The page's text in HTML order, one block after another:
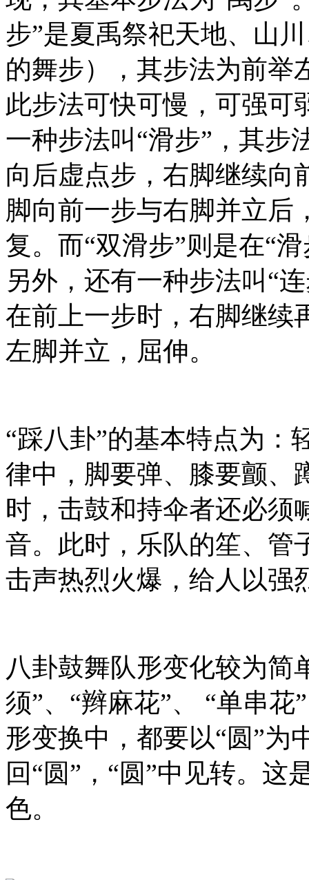
步”是夏禹祭祀天地、山
的舞步），其步法为前举
此步法可快可慢，可强可
一种步法叫“滑步”，其步
向后虚点步，右脚继续向
脚向前一步与右脚并立后
复。而“双滑步”则是在“
另外，还有一种步法叫“
在前上一步时，右脚继续
左脚并立，屈伸。
“踩八卦”的基本特点为：
律中，脚要弹、膝要颤、
时，击鼓和持伞者还必须
音。此时，乐队的笙、管
击声热烈火爆，给人以强
八卦鼓舞队形变化较为简
须”、“辫麻花”、 “单串花
形变换中，都要以“圆”为
回“圆”，“圆”中见转。这
色。